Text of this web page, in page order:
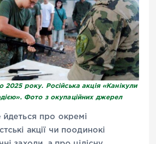
2025 року. Російська акція «Канікули
Фото з окупаційних джерел
йдеться про окремі
акції чи поодинокі